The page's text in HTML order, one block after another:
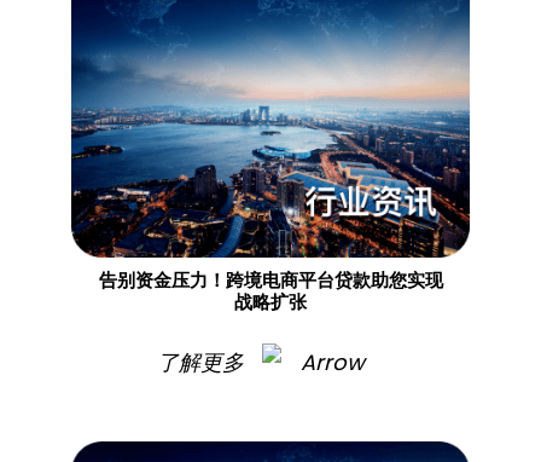
告别资金压力！跨境电商平台贷款助您实现
战略扩张
了解更多